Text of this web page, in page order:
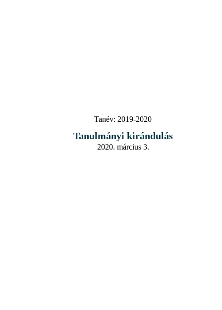
Tanév: 2019-2020
Tanulmányi kirándulás
2020. március 3.